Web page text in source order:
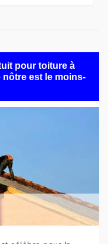
pour toiture à
nôtre est le moins-